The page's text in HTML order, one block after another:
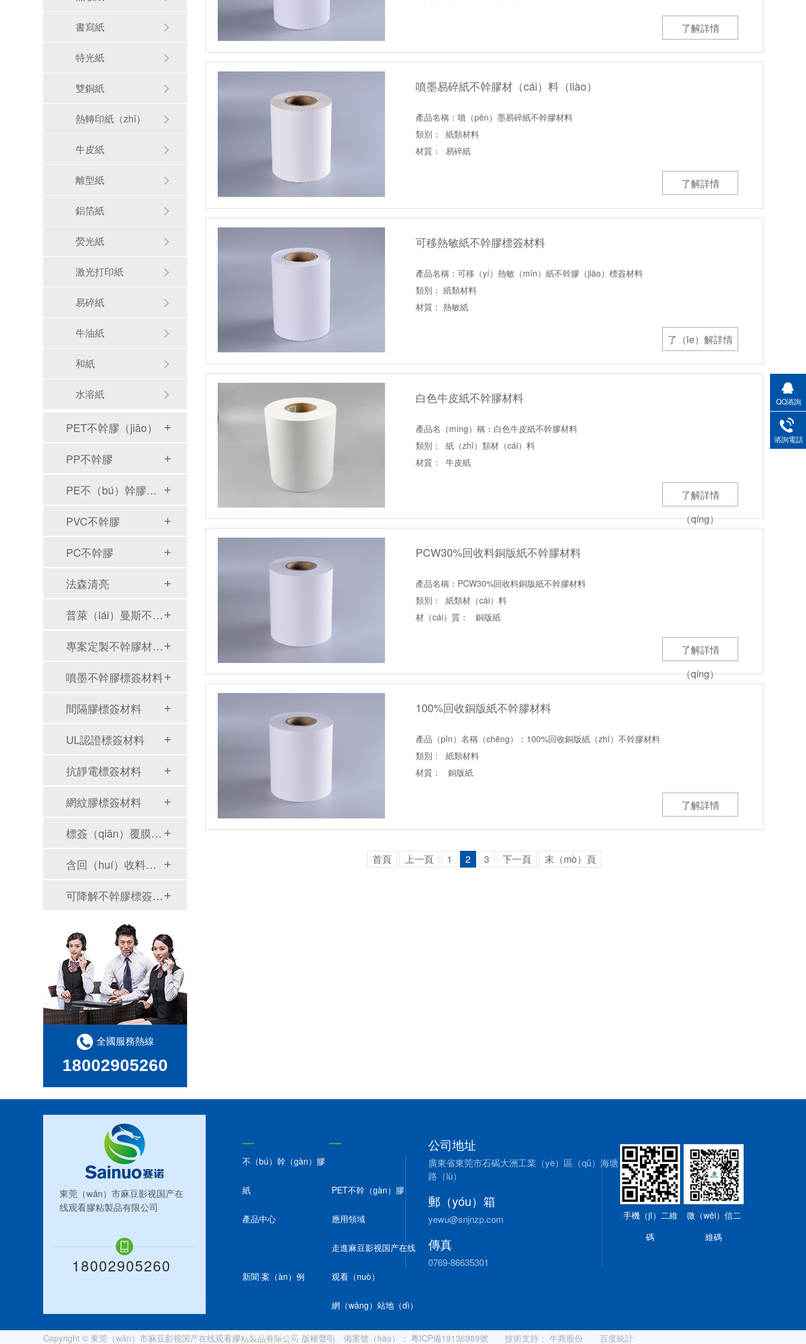
了解詳情
噴墨易碎紙不幹膠材（cái）料（liào）
產品名稱：噴（pēn）墨易碎紙不幹膠材料
類別： 紙類材料
材質： 易碎紙
了解詳情
可移熱敏紙不幹膠標簽材料
產品名稱：可移（yí）熱敏（mǐn）紙不幹膠（jiāo）標簽材料
類別： 紙類材料
材質： 熱敏紙
了（le）解詳情
白色牛皮紙不幹膠材料
產品名（míng）稱：白色牛皮紙不幹膠材料
類別： 紙（zhǐ）類材（cái）料
材質： 牛皮紙
了解詳情
（qíng）
PCW30%回收料銅版紙不幹膠材料
產品名稱：PCW30%回收料銅版紙不幹膠材料
類別： 紙類材（cái）料
材（cái）質： 銅版紙
了解詳情
（qíng）
100%回收銅版紙不幹膠材料
產品（pǐn）名稱（chēng）：100%回收銅版紙（zhǐ）不幹膠材料
類別： 紙類材料
材質： 銅版紙
了解詳情
首頁 上一頁 1 2 3 下一頁 末（mò）頁
書寫紙
特光紙
雙銅紙
熱轉印紙（zhǐ）
牛皮紙
離型紙
鋁箔紙
熒光紙
激光打印紙
易碎紙
牛油紙
和紙
水溶紙
PET不幹膠（jiāo）
PP不幹膠
PE不（bú）幹膠（jiāo）
PVC不幹膠
PC不幹膠
法森清亮
普萊（lái）曼斯不幹膠
專案定製不幹膠材（cái）料
噴墨不幹膠標簽材料
間隔膠標簽材料
UL認證標簽材料
抗靜電標簽材料
網紋膠標簽材料
標簽（qiān）覆膜材料
含回（huí）收料類不幹膠材料
可降解不幹膠標簽材料（liào）
全國服務熱線
18002905260
東莞（wǎn）市麻豆影视国产在
线观看膠粘製品有限公司
18002905260
不（bú）幹（gàn）膠
紙 PET不幹（gàn）膠
產品中心 應用領域
新聞·案（àn）例
走進麻豆影视国产在线
观看（nuò）
聯係賽（sài）諾
網（wǎng）站地（dì）
圖
公司地址
廣東省東莞市石碣大洲工業（yè）區（qū）海塘
路（lù）
郵（yóu）箱
yewu@snjnzp.com
傳真
0769-86635301
手機（jī）二維
碼
微（wēi）信二
維碼
Copyright © 東莞（wǎn）市麻豆影视国产在线观看膠粘製品有限公司 版權聲明 備案號（hào）： 粵ICP備19136989號 技術支持： 牛商股份 百度統計
QQ谘詢
谘詢電話